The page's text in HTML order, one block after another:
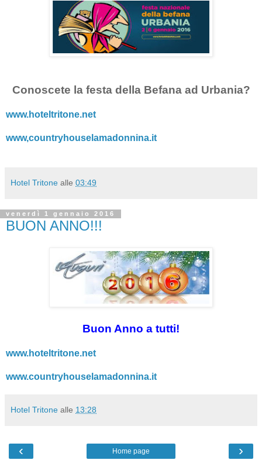
Conoscete la festa della Befana ad Urbania?
www.hoteltritone.net
www,countryhouselamadonnina.it
Hotel Tritone alle 03:49
venerdì 1 gennaio 2016
BUON ANNO!!!
Buon Anno a tutti!
www.hoteltritone.net
www.countryhouselamadonnina.it
Hotel Tritone alle 13:28
‹ ›
Home page